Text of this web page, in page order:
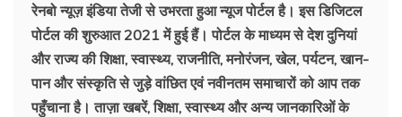
रेनबो न्यूज़ इंडिया तेजी से उभरता हुआ न्‍यूज पोर्टल है। इस डिजिटल
पोर्टल की शुरुआत 2021 में हुई हैं। पोर्टल के माध्यम से देश दुनियां
और राज्य की शिक्षा, स्वास्थ्य, राजनीति, मनोरंजन, खेल, पर्यटन, खान-
पान और संस्कृति से जुड़े वांछित एवं नवीनतम समाचारों को आप तक
पहुँचाना है। ताज़ा खबरें, शिक्षा, स्वास्थ्य और अन्य जानकारिओं के